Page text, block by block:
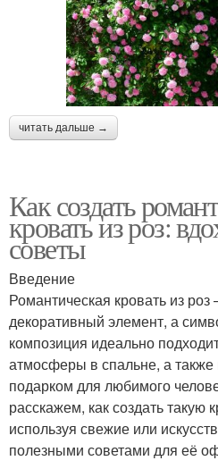
читать дальше →
Как создать
кровать из роз:
советы
Введение
Романтическая кровать из роз
декоративный элемент, а
композиция идеально
атмосферы в спальне, а
подарком для любимого
расскажем, как создать такую
используя свежие или
полезными советами для её